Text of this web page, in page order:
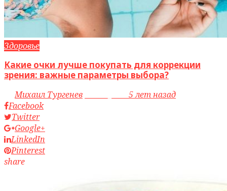
Здоровье
Какие очки лучше покупать для коррекции
зрения: важные параметры выбора?
byМихаил Тургенев
5 лет назад
Facebook
Twitter
Google+
LinkedIn
Pinterest
share